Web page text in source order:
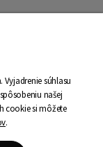
súhlasu
našej
cookie si môžete
.